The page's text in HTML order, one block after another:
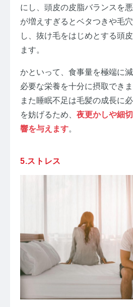
にし、頭皮の皮脂バランスを
が増えすぎるとベタつきや毛
し、抜け毛をはじめとする頭
ます。
かといって、食事量を極端に
必要な栄養を十分に摂取できま
また睡眠不足は毛髪の成長に
を妨げるため、 夜更かしや細
響を与えます。
5.ストレス